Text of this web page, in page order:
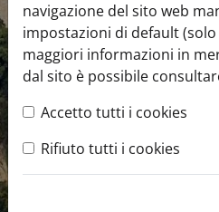
Agrivarese
lago ad
candidature
11 ottobre 2026
-
Maggiore ad Angera:
espositori
navigazione del sito web
impostazioni di default
maggiori informazioni in
dal sito è possibile
Accetto tutti i cookies
Rifiuto tutti i cookies